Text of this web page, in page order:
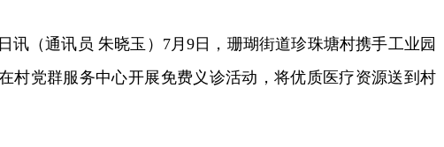
讯（通讯员 朱晓玉）7月9日，珊瑚街道珍珠塘村携手工业园
村党群服务中心开展免费义诊活动，将优质医疗资源送到村